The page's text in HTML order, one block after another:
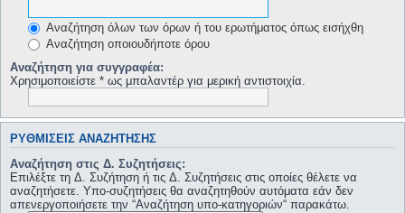
Αναζήτηση όλων των όρων ή του ερωτήματος όπως εισήχθη
Αναζήτηση οποιουδήποτε όρου
Αναζήτηση για συγγραφέα:
Χρησιμοποιείστε * ως μπαλαντέρ για μερική αντιστοιχία.
ΡΥΘΜΊΣΕΙΣ ΑΝΑΖΉΤΗΣΗΣ
Αναζήτηση στις Δ. Συζητήσεις:
Επιλέξτε τη Δ. Συζήτηση ή τις Δ. Συζητήσεις στις οποίες θέλετε να
αναζητήσετε. Υπο-συζητήσεις θα αναζητηθούν αυτόματα εάν δεν
απενεργοποιήσετε την “Αναζήτηση υπο-κατηγοριών“ παρακάτω.